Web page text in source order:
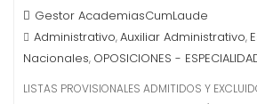
Gestor AcademiasCumLaude
Administrativo,Auxiliar Administrativo,
Nacionales, OPOSICIONES -
LISTAS PROVISIONALES ADMITIDOS Y